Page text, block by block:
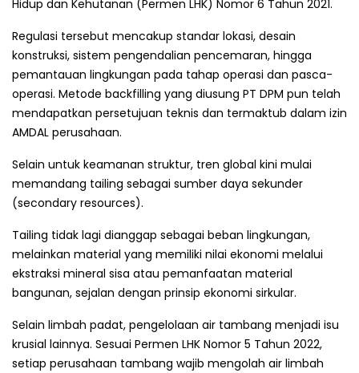
Hidup dan Kehutanan (Permen LHK) Nomor 6 Tahun 2021.
Regulasi tersebut mencakup standar lokasi, desain
konstruksi, sistem pengendalian pencemaran, hingga
pemantauan lingkungan pada tahap operasi dan pasca-
operasi. Metode backfilling yang diusung PT DPM pun telah
mendapatkan persetujuan teknis dan termaktub dalam izin
AMDAL perusahaan.
Selain untuk keamanan struktur, tren global kini mulai
memandang tailing sebagai sumber daya sekunder
(secondary resources).
Tailing tidak lagi dianggap sebagai beban lingkungan,
melainkan material yang memiliki nilai ekonomi melalui
ekstraksi mineral sisa atau pemanfaatan material
bangunan, sejalan dengan prinsip ekonomi sirkular.
Selain limbah padat, pengelolaan air tambang menjadi isu
krusial lainnya. Sesuai Permen LHK Nomor 5 Tahun 2022,
setiap perusahaan tambang wajib mengolah air limbah